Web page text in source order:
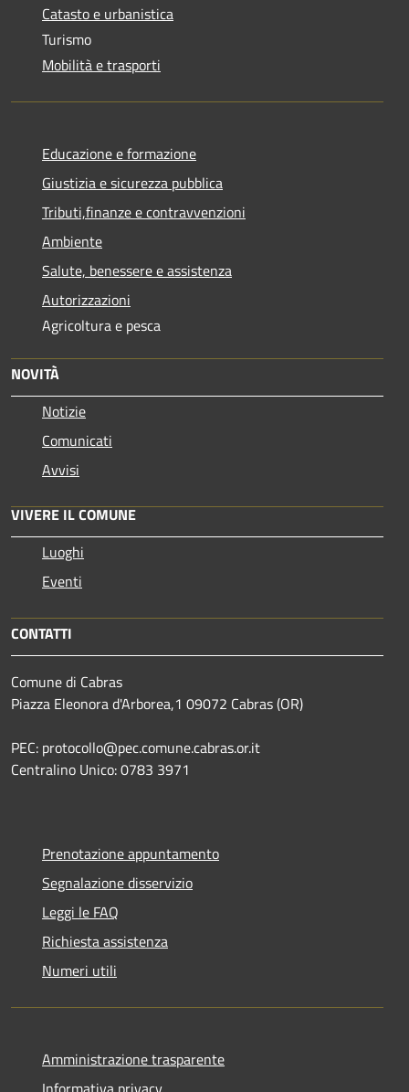
Catasto e urbanistica
Turismo
Mobilità e trasporti
Educazione e formazione
Giustizia e sicurezza pubblica
Tributi,finanze e contravvenzioni
Ambiente
Salute, benessere e assistenza
Autorizzazioni
Agricoltura e pesca
NOVITÀ
Notizie
Comunicati
Avvisi
VIVERE IL COMUNE
Luoghi
Eventi
CONTATTI
Comune di Cabras
Piazza Eleonora d'Arborea,1 09072 Cabras (OR)
PEC: protocollo@pec.comune.cabras.or.it
Centralino Unico: 0783 3971
Prenotazione appuntamento
Segnalazione disservizio
Leggi le FAQ
Richiesta assistenza
Numeri utili
Amministrazione trasparente